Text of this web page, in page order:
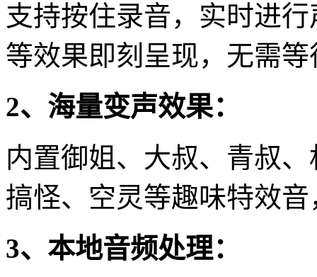
支持按住录音，实时进
等效果即刻呈现，无需等
2、海量变声效果：
内置御姐、大叔、青叔
搞怪、空灵等趣味特效
3、本地音频处理：